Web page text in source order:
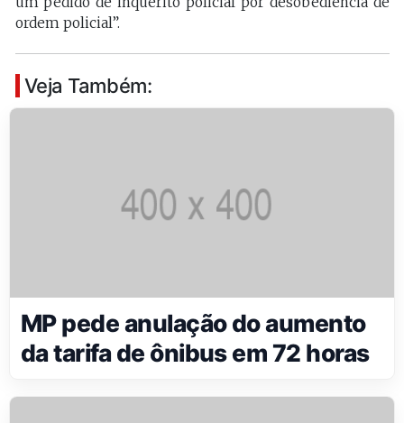
ordem policial”.
Veja Também:
MP pede anulação do aumento
da tarifa de ônibus em 72 horas